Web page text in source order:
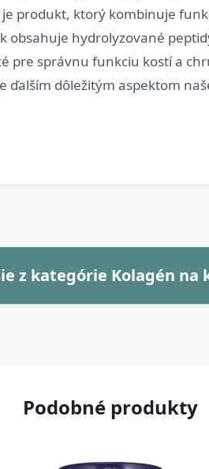
produkt, ktorý kombinuje
obsahuje hydrolyzované
pre správnu funkciu kostí a
z kategórie Kolagén na
Podobné produkty